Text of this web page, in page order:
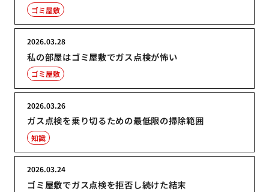
ゴミ屋敷
私の部屋はゴミ屋敷でガス点検が怖い
2026.03.28
ゴミ屋敷
ガス点検を乗り切るための最低限の掃除範囲
2026.03.26
知識
ゴミ屋敷でガス点検を拒否し続けた結末
2026.03.24